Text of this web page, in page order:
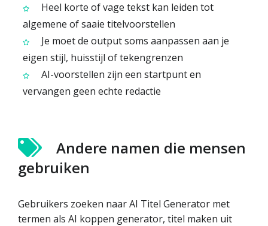
Heel korte of vage tekst kan leiden tot
algemene of saaie titelvoorstellen
Je moet de output soms aanpassen aan je
eigen stijl, huisstijl of tekengrenzen
AI-voorstellen zijn een startpunt en
vervangen geen echte redactie
Andere namen die mensen
gebruiken
Gebruikers zoeken naar AI Titel Generator met
termen als AI koppen generator, titel maken uit